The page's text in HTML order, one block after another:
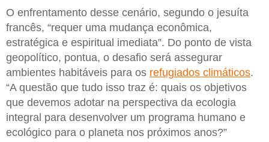
O enfrentamento desse cenário, segundo o jesuíta
francês, “requer uma mudança econômica,
estratégica e espiritual imediata”. Do ponto de vista
geopolítico, pontua, o desafio será assegurar
ambientes habitáveis para os refugiados climáticos.
“A questão que tudo isso traz é: quais os objetivos
que devemos adotar na perspectiva da ecologia
integral para desenvolver um programa humano e
ecológico para o planeta nos próximos anos?”